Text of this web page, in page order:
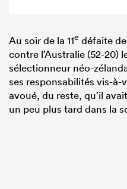
Au soir de la 11e défaite
contre l’Australie (52-20)
sélectionneur néo-
ses responsabilités vis-à-
avoué, du reste, qu’il
un peu plus tard dans la